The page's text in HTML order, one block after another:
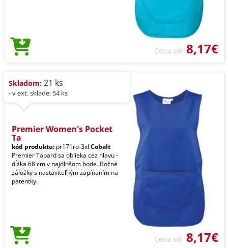
Cena od 8,17€
Skladom: 21 ks
- v ext. sklade: 54 ks
Premier Women's Pocket
Ta
kód produktu: pr171ro-3xl Cobalt
Premier Tabard sa oblieka cez hlavu -
dĺžka 68 cm v najdlhšom bode. Bočné
záložky s nastaviteľným zapínaním na
patentky.
Cena od 8,17€